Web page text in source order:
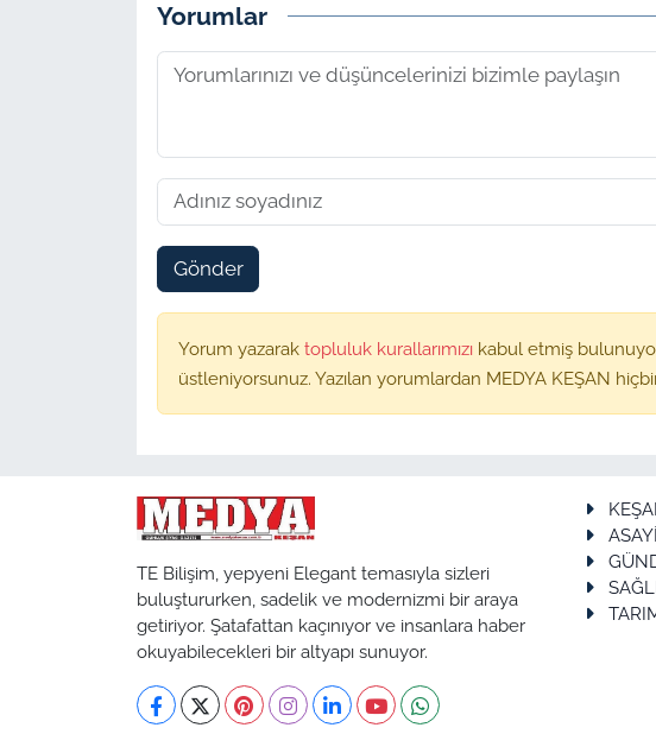
Yorumlar
Gönder
Yorum yazarak topluluk kurallarımızı kabul etmiş
üstleniyorsunuz. Yazılan yorumlardan MEDYA KEŞAN
TE Bilişim, yepyeni Elegant temasıyla sizleri
buluştururken, sadelik ve modernizmi bir araya
getiriyor. Şatafattan kaçınıyor ve insanlara haber
okuyabilecekleri bir altyapı sunuyor.